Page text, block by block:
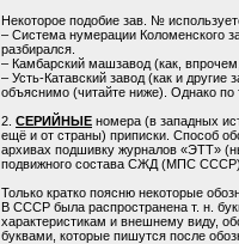
Некоторое подобие зав. №
– Система нумерации Коломенского
разбирался.
– Камбарский машзавод (как,
– Усть-Катавский завод (как и
объяснимо (читайте ниже). Однако
2. СЕРИЙНЫЕ номера (в западных
ещё и от страны) приписки. Способ
архивах подшивку журналов «ЭТТ»
подвижного состава СЖД (МПС СССР),
Только кратко поясню некоторые
В СССР была распространена т. н.
характеристикам и внешнему виду,
буквами, которые пишутся после